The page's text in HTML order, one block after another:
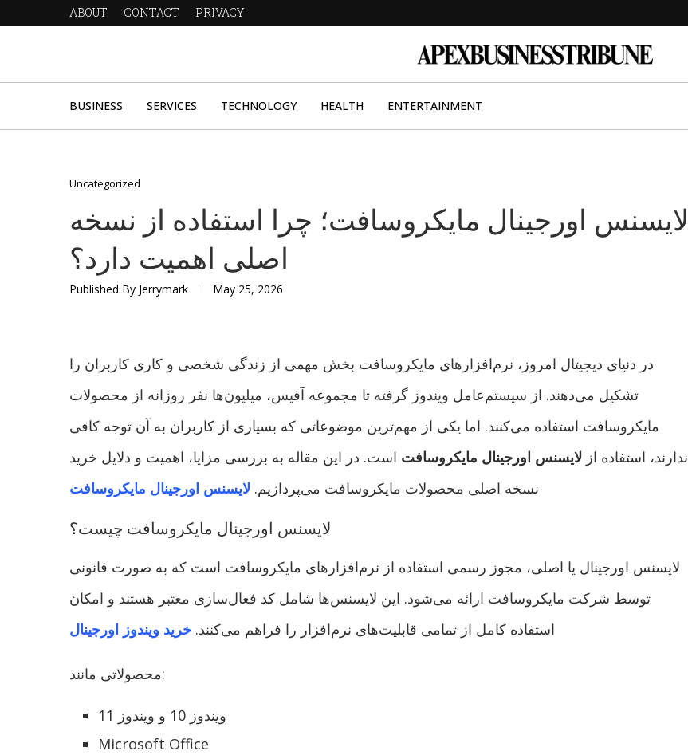
ABOUT CONTACT PRIVACY
BUSINESS SERVICES TECHNOLOGY HEALTH ENTERTAINMENT
Uncategorized
لایسنس اورجینال مایکروسافت؛ چرا استفاده از نسخه
اصلی اهمیت دارد؟
Published By Jerrymark May 25, 2026
در دنیای دیجیتال امروز، نرم‌افزارهای مایکروسافت بخش مهمی از زندگی شخصی و کاری کاربران را
تشکیل می‌دهند. از سیستم‌عامل ویندوز گرفته تا مجموعه آفیس، میلیون‌ها نفر روزانه از محصولات
مایکروسافت استفاده می‌کنند. اما یکی از مهم‌ترین موضوعاتی که بسیاری از کاربران به آن توجه کافی
ندارند، استفاده از لایسنس اورجینال مایکروسافت است. در این مقاله به بررسی مزایا، اهمیت و دلایل خرید
نسخه اصلی محصولات مایکروسافت می‌پردازیم. لایسنس اورجینال مایکروسافت
لایسنس اورجینال مایکروسافت چیست؟
لایسنس اورجینال یا اصلی، مجوز رسمی استفاده از نرم‌افزارهای مایکروسافت است که به صورت قانونی
توسط شرکت مایکروسافت ارائه می‌شود. این لایسنس‌ها شامل کد فعال‌سازی معتبر هستند و امکان
استفاده کامل از تمامی قابلیت‌های نرم‌افزار را فراهم می‌کنند. خرید ویندوز اورجینال
محصولاتی مانند:
ویندوز 10 و ویندوز 11
Microsoft Office